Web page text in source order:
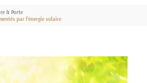
& Porte
par l’énergie solaire